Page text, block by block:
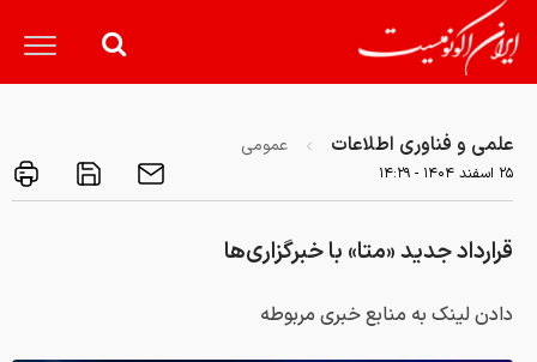
علمی و فناوری اطلاعات عمومی
۲۵ اسفند ۱۴۰۴ - ۱۴:۲۹
قرارداد جدید «متا» با خبرگزاری‌ها
دادن لینک به منابع خبری مربوطه